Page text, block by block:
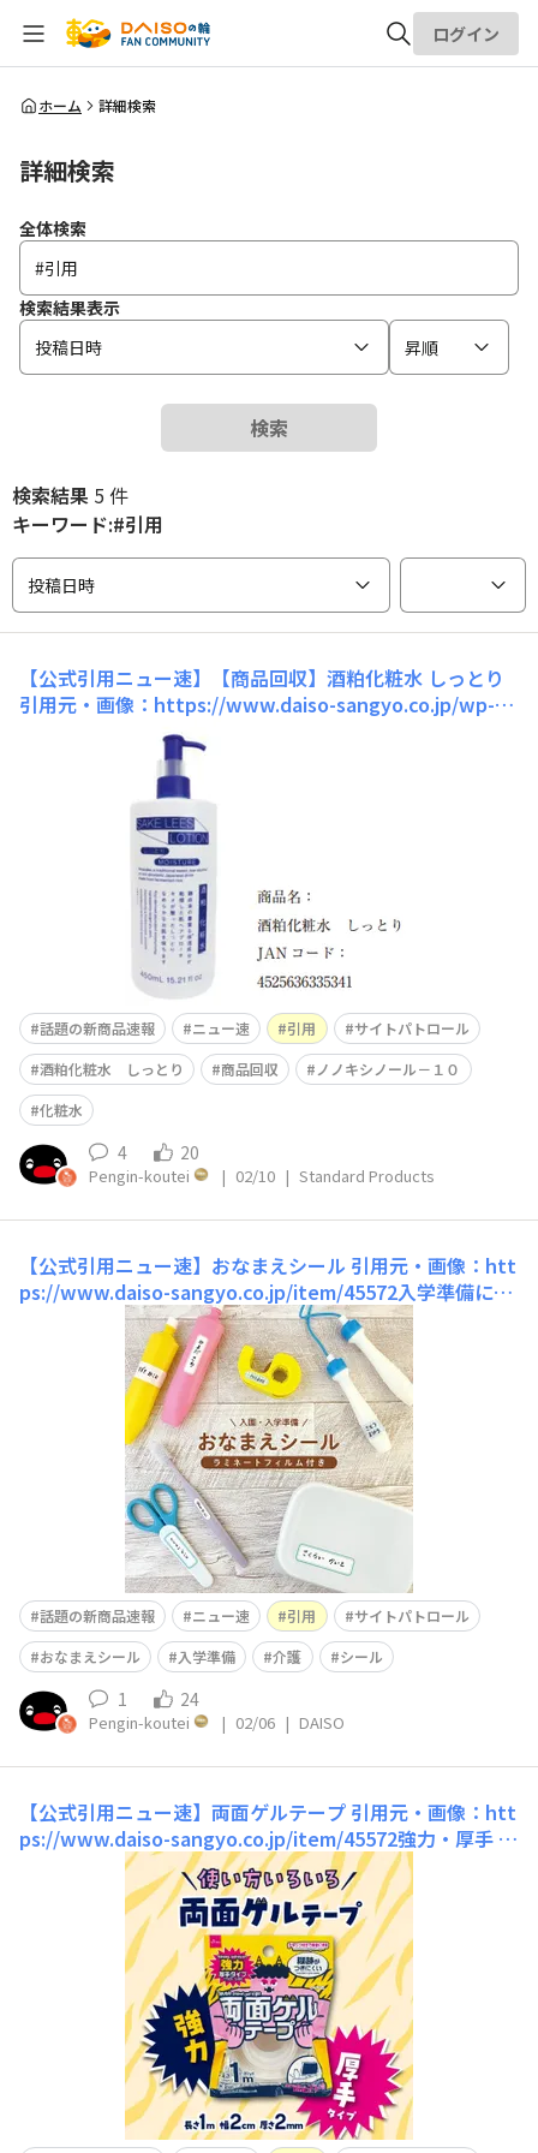
全体検索
ログイン
ホーム 詳細検索
詳細検索
全体検索
検索結果表示
投稿日時
昇順
検索
検索結果 5 件
キーワード:#引用
投稿日時
【公式引用ニュー速】【商品回収】酒粕化粧水 しっとり
引用元・画像：https://www.daiso-sangyo.co.jp/wp-co
ntent/uploads/2026/02/c5a2151b7c4ae629fe89eb994
fff494d.pdf重要な情報が飛び込んできました。スタプロ
で発売されている「酒粕化粧水 しっとり」に、「
話題の新商品速報 ニュー速 引用
サイトパトロール
酒粕化粧水 しっとり
商品回収
ノノキシノール－１０
化粧水
4 20
Pengin-koutei | 02/10 | Standard Products
【公式引用ニュー速】おなまえシール 引用元・画像：htt
ps://www.daiso-sangyo.co.jp/item/45572入学準備にぴ
ったり！小さそうなので鉛筆やペンにも貼れそうです
ね！ 介護にも使えるそうです。 BOXやケースに貼って、
仕分けとかにも使えそうですね。
話題の新商品速報 ニュー速 引用
サイトパトロール
おなまえシール
入学準備 介護 シール
1 24
Pengin-koutei | 02/06 | DAISO
【公式引用ニュー速】両面ゲルテープ 引用元・画像：htt
ps://www.daiso-sangyo.co.jp/item/45572強力・厚手 ら
しいです。記憶が正しければ、ワニの模様のやつが0.8m
だから、こっちのほうがお得なのかも？ 防災にぜひ…